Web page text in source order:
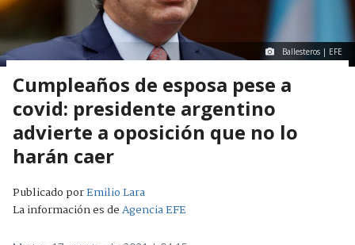
Ballesteros | EFE
Cumpleaños de esposa pese a
covid: presidente argentino
advierte a oposición que no lo
harán caer
Publicado porEmilio Lara
La información es deAgencia EFE